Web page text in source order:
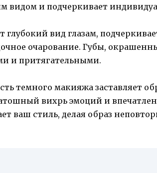
видом и подчеркивает
вид глазам,
очарование. Губы,
и притягательными.
темного макияжа заставляет
вихрь эмоций и
ваш стиль, делая образ